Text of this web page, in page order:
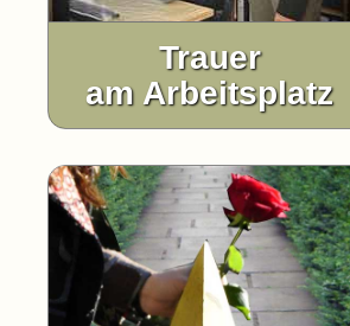
Trauer
am Arbeitsplatz